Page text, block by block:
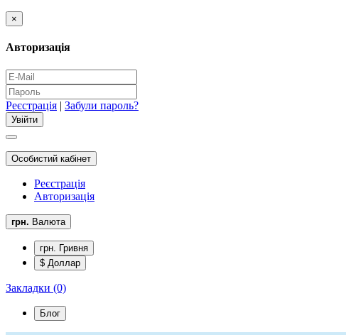
×
Авторизація
Реєстрація | Забули пароль?
Особистий кабінет
Реєстрація
Авторизація
грн. Валюта
грн. Гривня
$ Доллар
Закладки (0)
Блог